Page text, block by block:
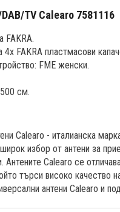
TV Calearo 7581116
FAKRA.
FAKRA пластмасови
FME женски.
см.
Calearo - италианска
избор от антени за
Антените Calearo се
търси високо
антени Calearo и